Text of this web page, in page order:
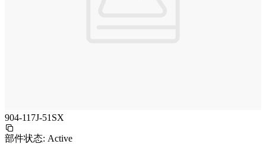
904-117J-51SX
部件状态: Active